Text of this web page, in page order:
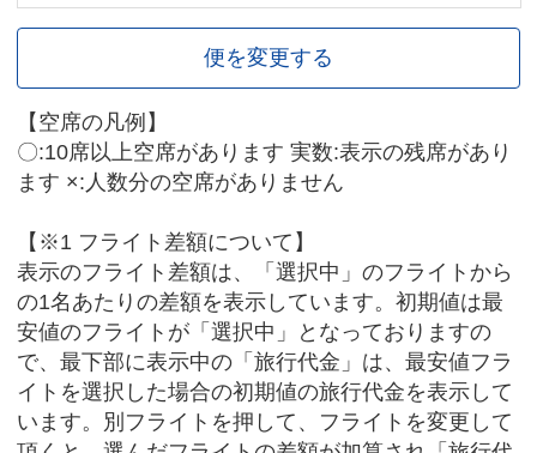
便を変更する
【空席の凡例】
〇:10席以上空席があります 実数:表示の残席があり
ます ×:人数分の空席がありません
【※1 フライト差額について】
表示のフライト差額は、「選択中」のフライトから
の1名あたりの差額を表示しています。初期値は最
安値のフライトが「選択中」となっておりますの
で、最下部に表示中の「旅行代金」は、最安値フラ
イトを選択した場合の初期値の旅行代金を表示して
います。別フライトを押して、フライトを変更して